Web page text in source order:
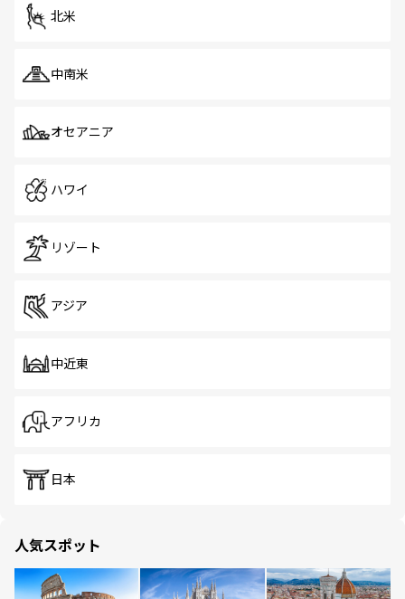
北米
中南米
オセアニア
ハワイ
リゾート
アジア
中近東
アフリカ
日本
人気スポット